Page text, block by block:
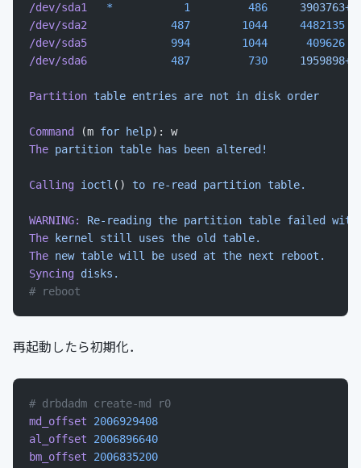
/dev/sda1
   *
           1
         486
     3903763+
/dev/sda2
             487
        1044
     4482135
/dev/sda5
             994
        1044
      409626
/dev/sda6
             487
         730
     1959898+
Partition table entries are not in disk order
Command (m for help): w
The partition table has been altered!
Calling ioctl () to re-read partition table.
WARNING: Re-reading the partition table failed with
The kernel still uses the old
table.
The new table will be used at the next reboot.
Syncing disks.
# reboot
再起動したら初期化．
# drbdadm create-md r0
md_offset 2006929408
al_offset 2006896640
bm_offset 2006835200